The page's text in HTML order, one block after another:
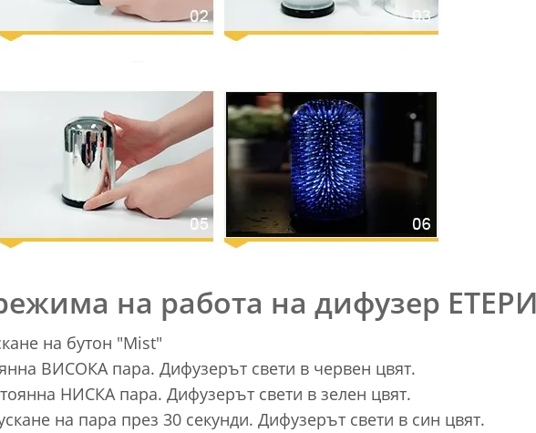
на работа на дифузер
на бутон "Mist"
ВИСОКА пара. Дифузерът свети в червен цвят.
НИСКА пара. Дифузерът свети в зелен цвят.
на пара през 30 секунди. Дифузерът свети в син цвят.